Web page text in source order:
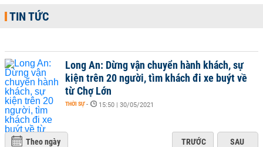
TIN TỨC
Long An: Dừng vận chuyển hành khách, sự
kiện trên 20 người, tìm khách đi xe buýt về
từ Chợ Lớn
THỜI SỰ - 15:50 | 30/05/2021
Theo ngày TRƯỚC SAU